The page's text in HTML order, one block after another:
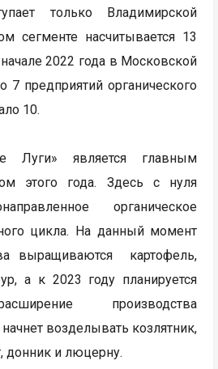
только Владимирской
сегменте насчитывается 13
2022 года в Московской
7 предприятий органического
10.
Луги» является главным
этого года. Здесь с нуля
органическое
цикла. На данный момент
выращиваются картофель,
а к 2023 году планируется
производства
возделывать козлятник,
донник и люцерну.